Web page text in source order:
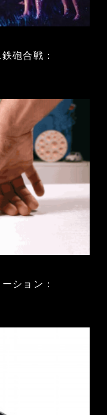
砲合戦：
ション：